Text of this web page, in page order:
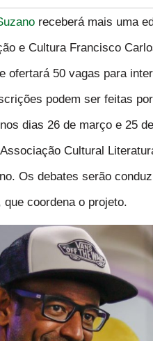
receberá mais uma
e Cultura Francisco
ofertará 50 vagas para
podem ser feitas
dias 26 de março e 25
Cultural
Os debates serão
coordena o projeto.